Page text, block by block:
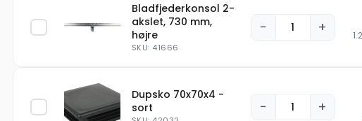
Bladfjederkonsol 2-
akslet, 730 mm,
højre
SKU: 41666
− +
Dupsko 70x70x4 -
sort
− +